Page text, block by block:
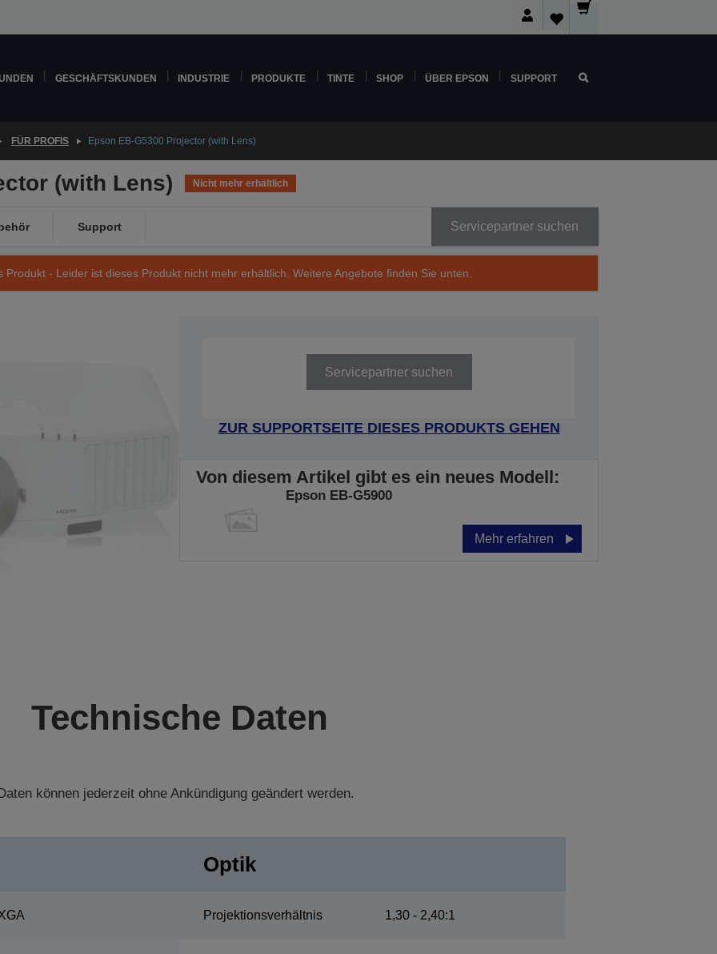
GESCHÄFTSKUNDEN INDUSTRIE PRODUKTE TINTE SHOP ÜBER EPSON SUPPORT
FÜR PROFIS Epson EB-G5300 Projector (with Lens)
(with Lens) Nicht mehr erhältlich
Support Servicepartner suchen
Produkt - Leider ist dieses Produkt nicht mehr erhältlich. Weitere Angebote finden Sie unten.
Servicepartner suchen
ZUR SUPPORTSEITE DIESES PRODUKTS GEHEN
Von diesem Artikel gibt es ein neues Modell:
Epson EB-G5900
Mehr erfahren
Technische Daten
können jederzeit ohne Ankündigung geändert werden.
Optik
Projektionsverhältnis 1,30 - 2,40:1